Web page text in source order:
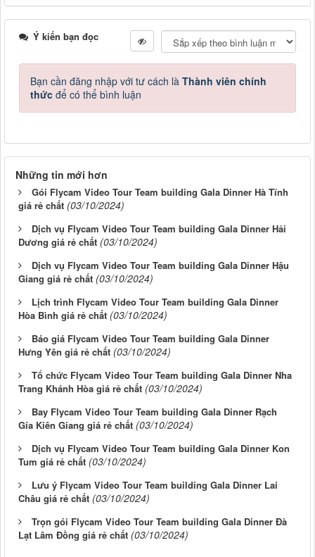
Ý kiến bạn đọc
Bạn cần đăng nhập với tư cách là Thành viên chính
thức để có thể bình luận
Những tin mới hơn
Gói Flycam Video Tour Team building Gala Dinner Hà Tĩnh
giá rẻ chất (03/10/2024)
Dịch vụ Flycam Video Tour Team building Gala Dinner Hải
Dương giá rẻ chất (03/10/2024)
Dịch vụ Flycam Video Tour Team building Gala Dinner Hậu
Giang giá rẻ chất (03/10/2024)
Lịch trình Flycam Video Tour Team building Gala Dinner
Hòa Bình giá rẻ chất (03/10/2024)
Báo giá Flycam Video Tour Team building Gala Dinner
Hưng Yên giá rẻ chất (03/10/2024)
Tổ chức Flycam Video Tour Team building Gala Dinner Nha
Trang Khánh Hòa giá rẻ chất (03/10/2024)
Bay Flycam Video Tour Team building Gala Dinner Rạch
Gía Kiên Giang giá rẻ chất (03/10/2024)
Dịch vụ Flycam Video Tour Team building Gala Dinner Kon
Tum giá rẻ chất (03/10/2024)
Lưu ý Flycam Video Tour Team building Gala Dinner Lai
Châu giá rẻ chất (03/10/2024)
Trọn gói Flycam Video Tour Team building Gala Dinner Đà
Lạt Lâm Đồng giá rẻ chất (03/10/2024)